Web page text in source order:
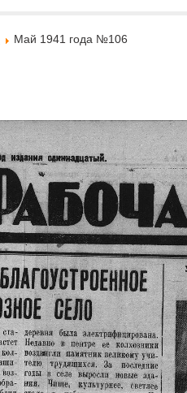
Май 1941 года №106